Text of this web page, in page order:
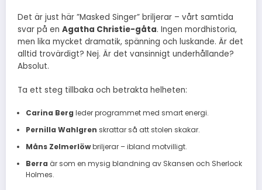
Det är just här ”Masked Singer” briljerar – vårt samtida
svar på en Agatha Christie-gåta. Ingen mordhistoria,
men lika mycket dramatik, spänning och luskande. Är det
alltid trovärdigt? Nej. Är det vansinnigt underhållande?
Absolut.
Ta ett steg tillbaka och betrakta helheten:
Carina Berg leder programmet med smart energi.
Pernilla Wahlgren skrattar så att stolen skakar.
Måns Zelmerlöwbriljerar – ibland motvilligt.
Berra är som en mysig blandning av Skansen och Sherlock
Holmes.